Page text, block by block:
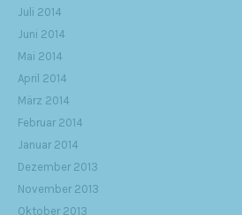
Juli 2014
Juni 2014
Mai 2014
April 2014
März 2014
Februar 2014
Januar 2014
Dezember 2013
November 2013
Oktober 2013